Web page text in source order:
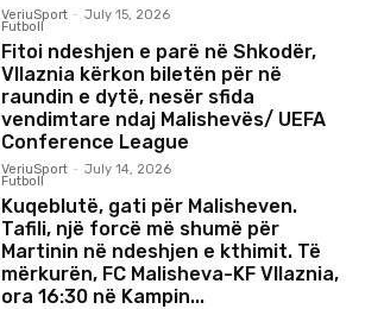
VeriuSport - July 15, 2026
Futboll
Fitoi ndeshjen e parë në Shkodër,
Vllaznia kërkon biletën për në
raundin e dytë, nesër sfida
vendimtare ndaj Malishevës/ UEFA
Conference League
VeriuSport - July 14, 2026
Futboll
Kuqeblutë, gati për Malisheven.
Tafili, një forcë më shumë për
Martinin në ndeshjen e kthimit. Të
mërkurën, FC Malisheva-KF Vllaznia,
ora 16:30 në Kampin...